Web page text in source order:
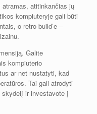
atitinkančias jų
kompiuteryje gali būti
o retro build’e –
Galite
kompiuterio
ar net nustatyti, kad
Tai gali atrodyti
ir investavote į